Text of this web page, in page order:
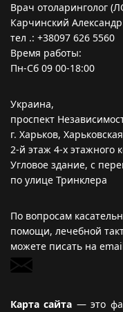
Врач отоларинголог
Карчинский
тел .: +38097 626 5560
Время работы:
Пн-Сб 09 00-18:00
Украина,
проспект
г. Харьков,
2-й этаж 4-х этажного
Угловое здание, с
по улице Тринклера
По вопросам
помощи, лечебной
можете писать на
Карта сайта —это